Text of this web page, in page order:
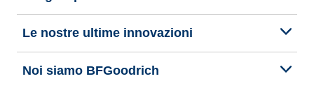
Le nostre ultime innovazioni
Noi siamo BFGoodrich